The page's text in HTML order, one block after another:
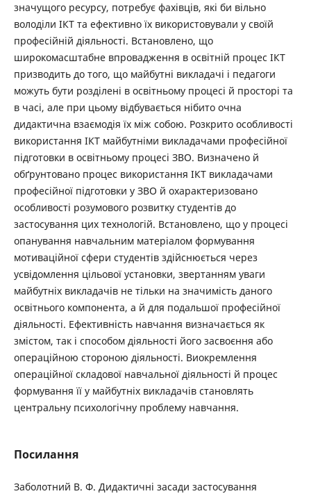
значущого ресурсу, потребує фахівців, які би вільно
володіли ІКТ та ефективно їх використовували у своїй
професійній діяльності. Встановлено, що
широкомасштабне впровадження в освітній процес ІКТ
призводить до того, що майбутні викладачі і педагоги
можуть бути розділені в освітньому процесі й просторі та
в часі, але при цьому відбувається нібито очна
дидактична взаємодія їх між собою. Розкрито особливості
використання ІКТ майбутніми викладачами професійної
підготовки в освітньому процесі ЗВО. Визначено й
обґрунтовано процес використання ІКТ викладачами
професійної підготовки у ЗВО й охарактеризовано
особливості розумового розвитку студентів до
застосування цих технологій. Встановлено, що у процесі
опанування навчальним матеріалом формування
мотиваційної сфери студентів здійснюється через
усвідомлення цільової установки, звертанням уваги
майбутніх викладачів не тільки на значимість даного
освітнього компонента, а й для подальшої професійної
діяльності. Ефективність навчання визначається як
змістом, так і способом діяльності його засвоєння або
операційною стороною діяльності. Виокремлення
операційної складової навчальної діяльності й процес
формування її у майбутніх викладачів становлять
центральну психологічну проблему навчання.
Посилання
Заболотний В. Ф. Дидактичні засади застосування